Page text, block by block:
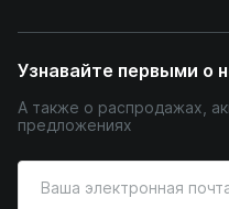
Узнавайте первыми о
А также о распродажах,
предложениях
ваш